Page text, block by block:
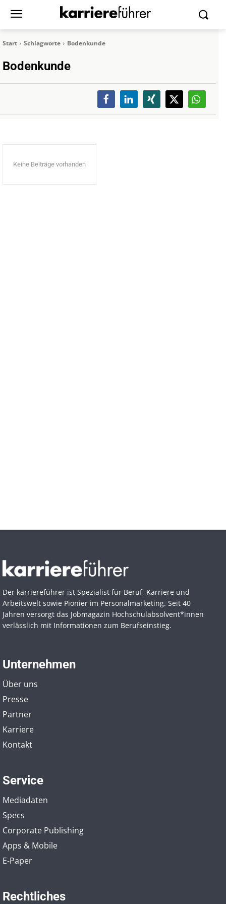
Start Schlagworte Bodenkunde
Bodenkunde
Keine Beiträge vorhanden
Der karriereführer ist Spezialist für Beruf, Karriere und
Arbeitswelt sowie Pionier im Personal­marketing. Seit 40
Jahren versorgt das Jobmagazin Hochschul­absolvent*innen
verlässlich mit Informationen zum Berufseinstieg.
Unternehmen
Über uns
Presse
Partner
Karriere
Kontakt
Service
Mediadaten
Specs
Corporate Publishing
Apps & Mobile
E-Paper
Rechtliches